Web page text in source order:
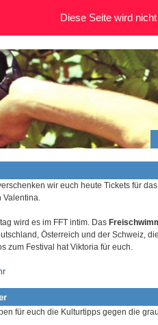
wir euch heute Tickets für
wird es im FFT intim. Das
Österreich und der Schweiz,
zum Festival hat Viktoria für euch.
für euch die Kulturtipps gegen die
Diese Seite wird